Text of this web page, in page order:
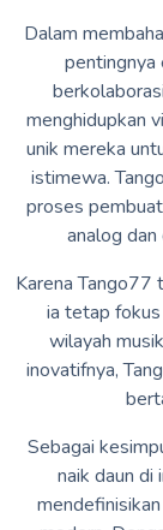
Dalam
pentingnya
menghidupkan
unik mereka
istimewa.
proses
analog
Karena Tango77
ia tetap
wilayah
inovatifnya,
Sebagai
naik daun di